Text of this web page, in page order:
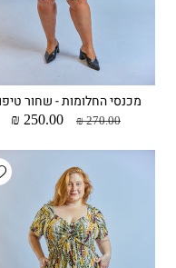
מכנסי החלומות - שחור
מחיר
270.00 ₪
מחיר
250.00 ₪